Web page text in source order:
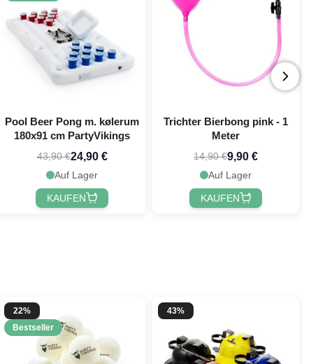
Pool Beer Pong m. kølerum
180x91 cm PartyVikings
43,90 €24,90 €
Auf Lager
KAUFEN
Trichter Bierbong pink - 1
Meter
14,90 €9,90 €
Auf Lager
KAUFEN
22%
Bestseller
43%